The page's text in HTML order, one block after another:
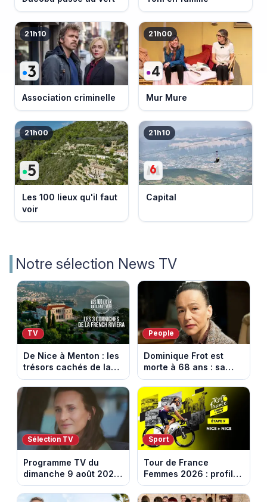
21h10
Association criminelle
21h00
Mur Mure
21h00
Les 100 lieux qu'il faut
voir
21h10
Capital
Notre sélection News TV
TV
De Nice à Menton : les
trésors cachés de la
French Riviera dévoilés
dans les 100 lieux qu'il
faut voir
People
Dominique Frot est
morte à 68 ans : sa
sœur Catherine Frot
annonce la triste
nouvelle
Sélection TV
Programme TV du
dimanche 9 août 2026
: notre sélection pour
votre soirée télé
Sport
Tour de France
Femmes 2026 : profil
et horaires de la
dernière étape à Nice